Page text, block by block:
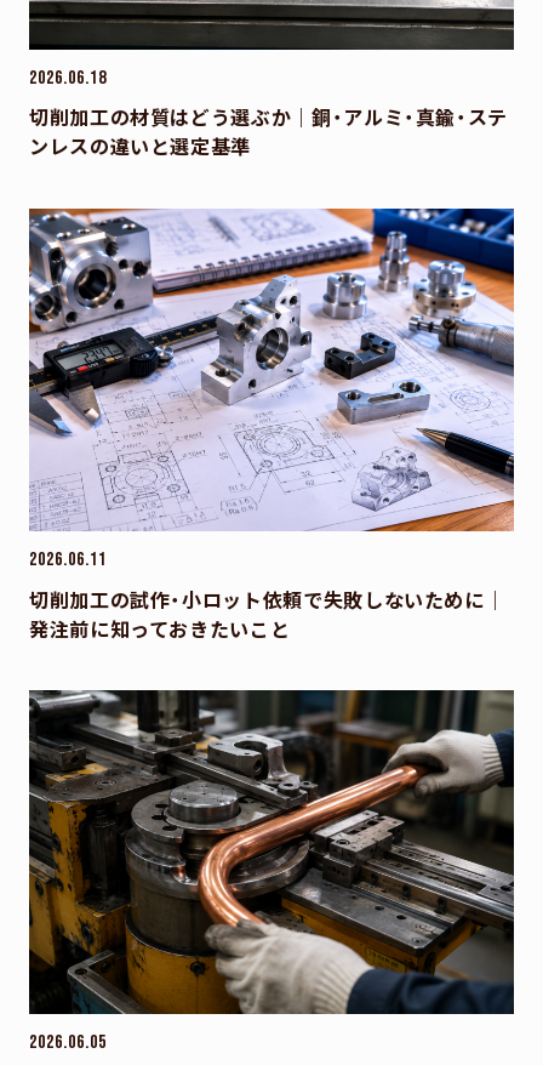
2026.06.18
切削加工の材質はどう選ぶか｜銅・アルミ・真鍮・ステ
ンレスの違いと選定基準
2026.06.11
切削加工の試作・小ロット依頼で失敗しないために｜
発注前に知っておきたいこと
2026.06.05